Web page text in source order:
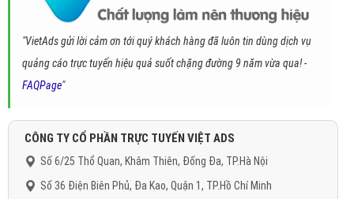
"VietAds gửi lời cảm ơn tới quý khách hàng đã luôn tin dùng dịch vụ
quảng cáo trực tuyến hiệu quả suốt chặng đường 9 năm vừa qua! -
FAQPage"
CÔNG TY CỔ PHẦN TRỰC TUYẾN VIỆT ADS
Số 6/25 Thổ Quan, Khâm Thiên, Đống Đa, TP.Hà Nội
Số 36 Điện Biên Phủ, Đa Kao, Quận 1, TP.Hồ Chí Minh